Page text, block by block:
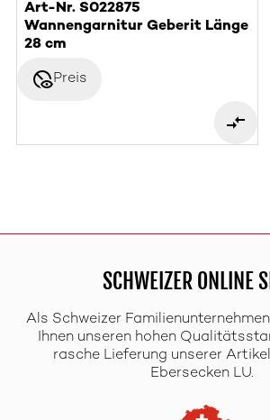
Art-Nr. S022875
Wannengarnitur Geberit Länge
28 cm
disabled_visiblePreis
SCHWEIZER ONLINE
Als Schweizer
Ihnen unseren hohen
rasche Lieferung unserer
Ebersecken LU.